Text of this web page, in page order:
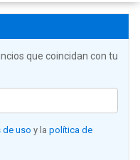
que coincidan con tu
de uso y la política de